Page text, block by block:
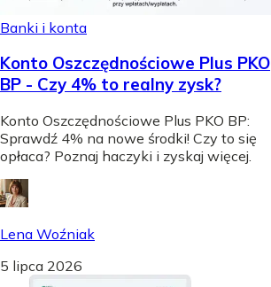
Banki i konta
Konto Oszczędnościowe Plus PKO
BP - Czy 4% to realny zysk?
Konto Oszczędnościowe Plus PKO BP:
Sprawdź 4% na nowe środki! Czy to się
opłaca? Poznaj haczyki i zyskaj więcej.
Lena Woźniak
5 lipca 2026